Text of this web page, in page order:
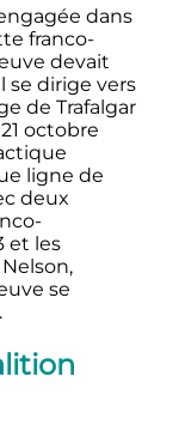
dans
franco-
devait
se dirige vers
de Trafalgar
21 octobre
ligne de
deux
et les
se